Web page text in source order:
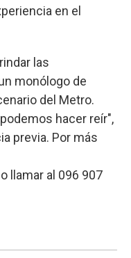
en el
las
monólogo de
del Metro.
hacer reír",
previa. Por más
llamar al 096 907